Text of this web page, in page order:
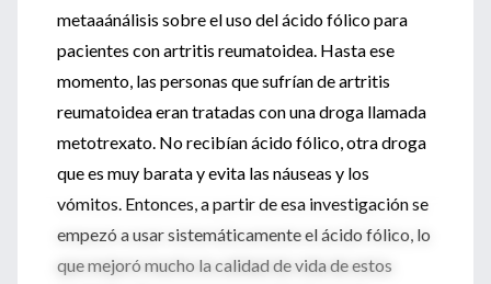
metaaánálisis sobre el uso del ácido fólico para
pacientes con artritis reumatoidea. Hasta ese
momento, las personas que sufrían de artritis
reumatoidea eran tratadas con una droga llamada
metotrexato. No recibían ácido fólico, otra droga
que es muy barata y evita las náuseas y los
vómitos. Entonces, a partir de esa investigación se
empezó a usar sistemáticamente el ácido fólico, lo
que mejoró mucho la calidad de vida de estos